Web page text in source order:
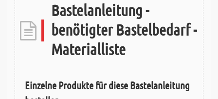
Bastelanleitung -
benötigter Bastelbedarf -
Materialliste
Einzelne Produkte für diese Bastelanleitung